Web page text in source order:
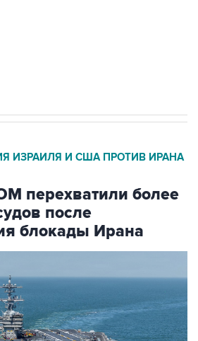
перехватили более
после
блокады Ирана